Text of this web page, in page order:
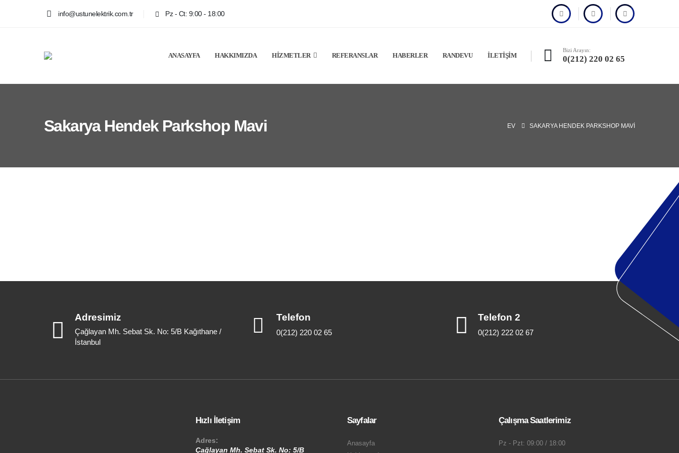
info@ustunelektrik.com.tr Pz - Ct: 9:00 - 18:00
ANASAYFA HAKKIMIZDA HIZMETLER REFERANSLAR HABERLER RANDEVU İLETIŞIM
Bizi Arayın:
0(212) 220 02 65
Sakarya Hendek Parkshop Mavi EV SAKARYA HENDEK PARKSHOP MAVI
Adresimiz
Çağlayan Mh. Sebat Sk. No: 5/B Kağıthane /
İstanbul
Telefon
0(212) 220 02 65
Telefon 2
0(212) 222 02 67
Hızlı İletişim
Adres:
Çağlayan Mh. Sebat Sk. No: 5/B
Sayfalar
Anasayfa
Çalışma Saatlerimiz
Pz - Pzt: 09:00 / 18:00